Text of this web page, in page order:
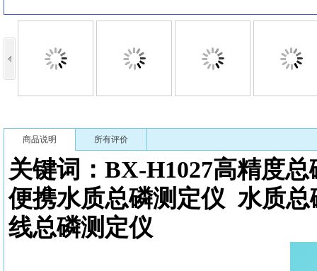
商品说明 所有评价
关键词：BX-H1027高精度
便携水质总磷测定仪 水质总
线总磷测定仪